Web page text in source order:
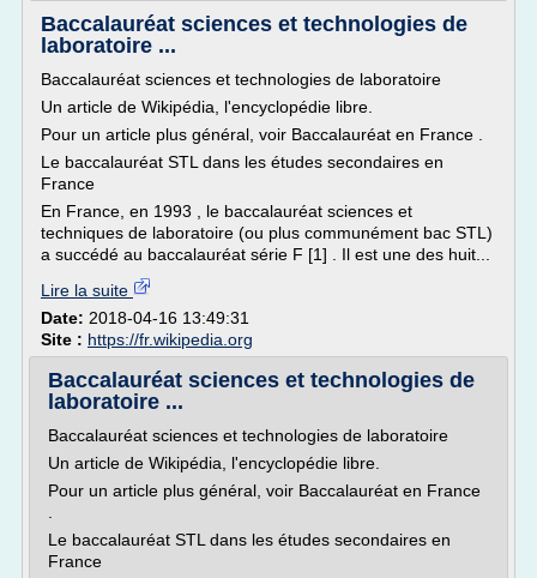
Baccalauréat sciences et technologies de
laboratoire ...
Baccalauréat sciences et technologies de laboratoire
Un article de Wikipédia, l'encyclopédie libre.
Pour un article plus général, voir Baccalauréat en France .
Le baccalauréat STL dans les études secondaires en
France
En France, en 1993 , le baccalauréat sciences et
techniques de laboratoire (ou plus communément bac STL)
a succédé au baccalauréat série F [1] . Il est une des huit...
Lire la suite
Date: 2018-04-16 13:49:31
Site : https://fr.wikipedia.org
Baccalauréat sciences et technologies de
laboratoire ...
Baccalauréat sciences et technologies de laboratoire
Un article de Wikipédia, l'encyclopédie libre.
Pour un article plus général, voir Baccalauréat en France
Le baccalauréat STL dans les études secondaires en
France